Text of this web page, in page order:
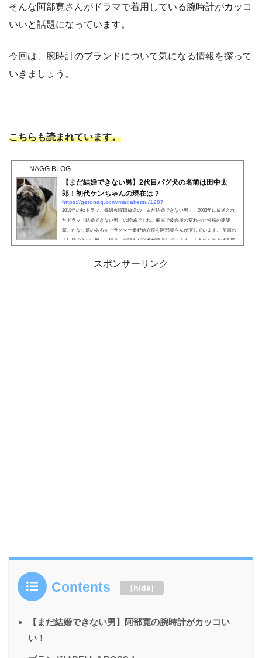
そんな阿部寛さんがドラマで着用している腕時計がカッコ
いいと話題になっています。
今回は、腕時計のブランドについて気になる情報を探って
いきましょう。
こちらも読まれています。
NAGG BLOG
【まだ結婚できない男】2代目パグ犬の名前は田中太
郎！初代ケンちゃんの現在は？
https://geronag.com/madaketsu/1287
2019年の秋ドラマ、毎週火曜日放送の「まだ結婚できない男」。2003年に放送され
たドラマ「結婚できない男」の続編ですね。偏屈で皮肉屋の変わった性格の建築
家、かなり癖のあるキャラクター桑野信介役を阿部寛さんが演じています。 前回の
「結婚できない男」に続き、今回もパグ犬が登場しています。主人公を見上げる姿
グ犬「ケンちゃん」ではないことがわかりました。2代目ケンちゃんの名前や気にな
る情報を探っていきましょう。 こちらも読まれ...
スポンサーリンク
Contents [hide]
【まだ結婚できない男】阿部寛の腕時計がカッコい
い！